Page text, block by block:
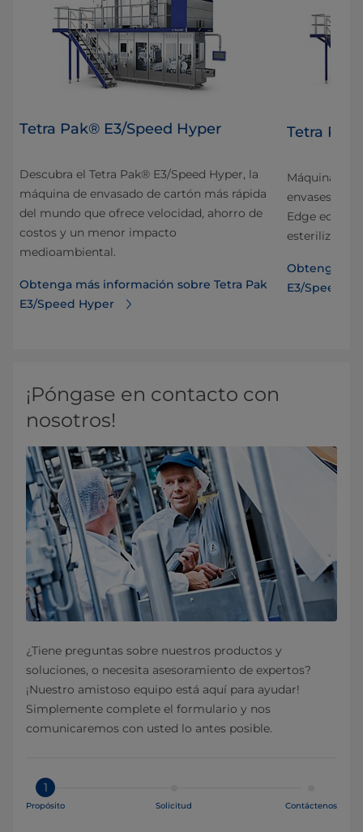
Tetra Pak® E3/Speed Hyper
Descubra el Tetra Pak® E3/Speed Hyper, la
máquina de envasado de cartón más rápida
del mundo que ofrece velocidad, ahorro de
costos y un menor impacto
medioambiental.
Obtenga más información sobre Tetra Pak
E3/Speed Hyper
Tetra
Máquina de
envases de
Edge
Obtenga
E3/Speed
¡Póngase en contacto con
nosotros!
¿Tiene preguntas sobre nuestros productos y
soluciones, o necesita asesoramiento de expertos?
¡Nuestro amistoso equipo está aquí para ayudar!
Simplemente complete el formulario y nos
comunicaremos con usted lo antes posible.
1
Propósito Solicitud Contáctenos